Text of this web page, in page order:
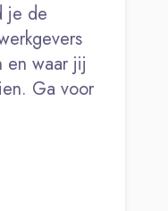
je de
en waar jij
Ga voor